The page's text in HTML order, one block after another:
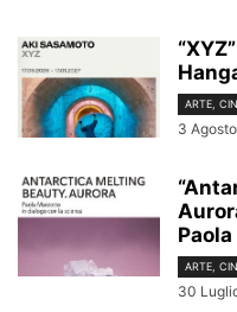
ARTE,
3
ARTE,
30